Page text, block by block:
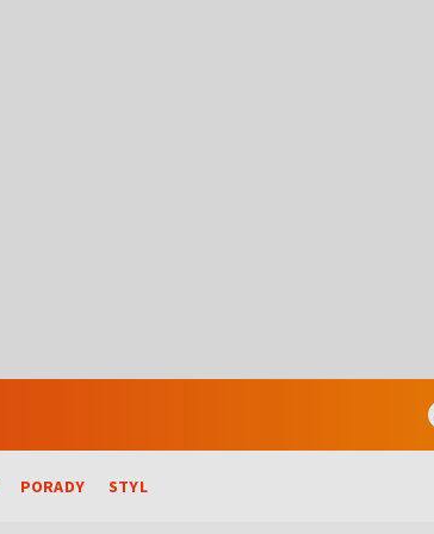
PORADY STYL